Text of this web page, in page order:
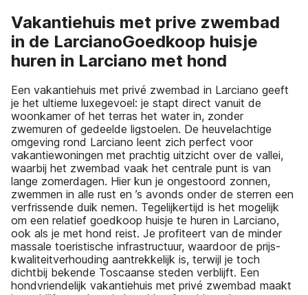
Vakantiehuis met prive zwembad
in de LarcianoGoedkoop huisje
huren in Larciano met hond
Een vakantiehuis met privé zwembad in Larciano geeft
je het ultieme luxegevoel: je stapt direct vanuit de
woonkamer of het terras het water in, zonder
zwemuren of gedeelde ligstoelen. De heuvelachtige
omgeving rond Larciano leent zich perfect voor
vakantiewoningen met prachtig uitzicht over de vallei,
waarbij het zwembad vaak het centrale punt is van
lange zomerdagen. Hier kun je ongestoord zonnen,
zwemmen in alle rust en ’s avonds onder de sterren een
verfrissende duik nemen. Tegelijkertijd is het mogelijk
om een relatief goedkoop huisje te huren in Larciano,
ook als je met hond reist. Je profiteert van de minder
massale toeristische infrastructuur, waardoor de prijs-
kwaliteitverhouding aantrekkelijk is, terwijl je toch
dichtbij bekende Toscaanse steden verblijft. Een
hondvriendelijk vakantiehuis met privé zwembad maakt